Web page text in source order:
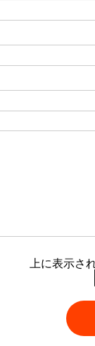
上に表示さ